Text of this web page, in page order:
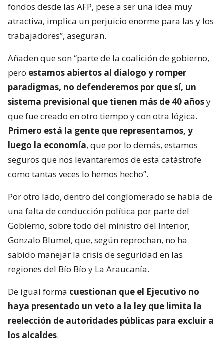
fondos desde las AFP, pese a ser una idea muy
atractiva, implica un perjuicio enorme para las y los
trabajadores”, aseguran.
Añaden que son “parte de la coalición de gobierno,
pero estamos abiertos al dialogo y romper
paradigmas, no defenderemos por que sí, un
sistema previsional que tienen más de 40 añosy
que fue creado en otro tiempo y con otra lógica.
Primero está la gente que representamos, y
luego la economía, que por lo demás, estamos
seguros que nos levantaremos de esta catástrofe
como tantas veces lo hemos hecho”.
Por otro lado, dentro del conglomerado se habla de
una falta de conducción política por parte del
Gobierno, sobre todo del ministro del Interior,
Gonzalo Blumel, que, según reprochan, no ha
sabido manejar la crisis de seguridad en las
regiones del Bío Bío y La Araucanía.
De igual forma cuestionan que el Ejecutivo no
haya presentado un veto a la ley que limita la
reelección de autoridades públicas para excluir a
los alcaldes.